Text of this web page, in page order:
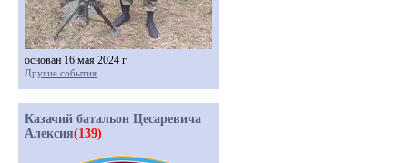
основан 16 мая 2024 г.
Другие события
Казачий батальон Цесаревича
Алексия(139)